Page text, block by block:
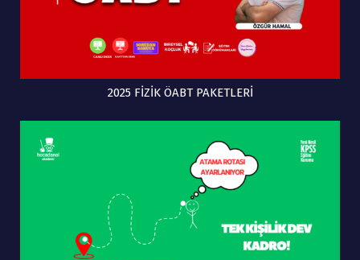
2025 FİZİK ÖABT PAKETLERİ